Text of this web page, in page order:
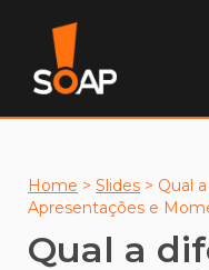
Home > Slides > Qual
Apresentações e
Qual a